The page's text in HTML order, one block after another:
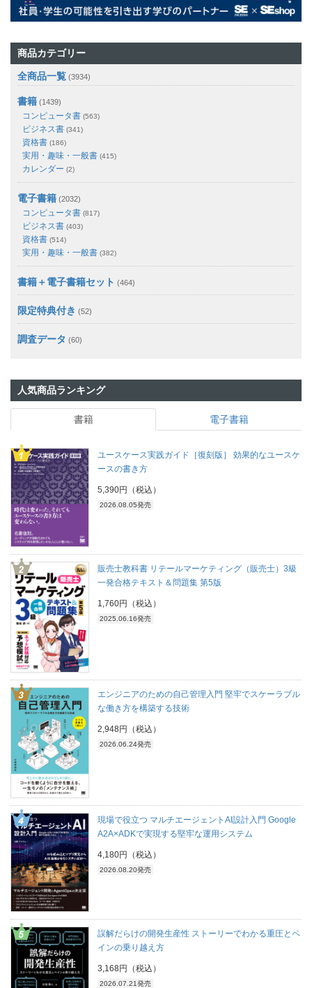
商品カテゴリー
全商品一覧 (3934)
書籍 (1439)
コンピュータ書 (563)
ビジネス書 (341)
資格書 (186)
実用・趣味・一般書 (415)
カレンダー (2)
電子書籍 (2032)
コンピュータ書 (817)
ビジネス書 (403)
資格書 (514)
実用・趣味・一般書 (382)
書籍＋電子書籍セット (464)
限定特典付き (52)
調査データ (60)
人気商品ランキング
書籍 電子書籍
ユースケース実践ガイド［復刻版］ 効果的なユースケ
ースの書き方
5,390円（税込）
2026.08.05発売
販売士教科書 リテールマーケティング（販売士）3級
一発合格テキスト＆問題集 第5版
1,760円（税込）
2025.06.16発売
エンジニアのための自己管理入門 堅牢でスケーラブル
な働き方を構築する技術
2,948円（税込）
2026.06.24発売
現場で役立つ マルチエージェントAI設計入門 Google
A2A×ADKで実現する堅牢な運用システム
4,180円（税込）
2026.08.20発売
誤解だらけの開発生産性 ストーリーでわかる重圧とペ
インの乗り越え方
3,168円（税込）
2026.07.21発売